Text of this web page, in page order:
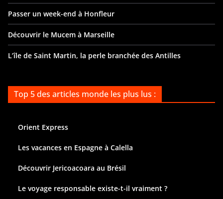
Passer un week-end à Honfleur
Découvrir le Mucem à Marseille
L’île de Saint Martin, la perle branchée des Antilles
Top 5 des articles monde les plus lus :
Orient Express
Les vacances en Espagne à Calella
Découvrir Jericoacoara au Brésil
Le voyage responsable existe-t-il vraiment ?